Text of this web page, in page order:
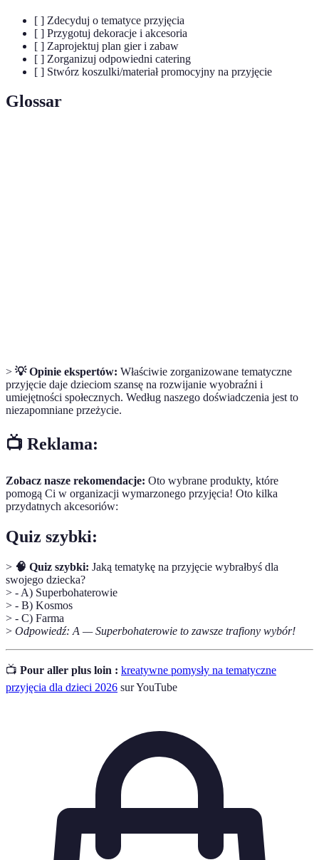
[ ] Zdecyduj o tematyce przyjęcia
[ ] Przygotuj dekoracje i akcesoria
[ ] Zaprojektuj plan gier i zabaw
[ ] Zorganizuj odpowiedni catering
[ ] Stwórz koszulki/materiał promocyjny na przyjęcie
Glossar
> 💡 Opinie ekspertów: Właściwie zorganizowane tematyczne
przyjęcie daje dzieciom szansę na rozwijanie wyobraźni i
umiejętności społecznych. Według naszego doświadczenia jest to
niezapomniane przeżycie.
📺 Reklama:
Zobacz nasze rekomendacje: Oto wybrane produkty, które
pomogą Ci w organizacji wymarzonego przyjęcia! Oto kilka
przydatnych akcesoriów:
Quiz szybki:
> 🧠 Quiz szybki: Jaką tematykę na przyjęcie wybrałbyś dla
swojego dziecka?
> - A) Superbohaterowie
> - B) Kosmos
> - C) Farma
> Odpowiedź: A — Superbohaterowie to zawsze trafiony wybór!
📺 Pour aller plus loin : kreatywne pomysły na tematyczne
przyjęcia dla dzieci 2026 sur YouTube